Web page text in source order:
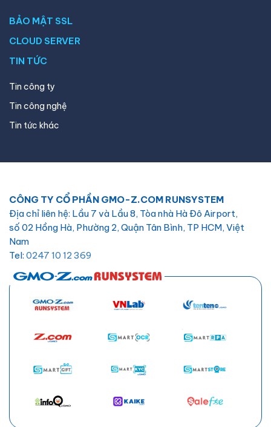
BẢO MẬT SSL
CLOUD SERVER
TIN TỨC
Tin công ty
Tin công nghệ
Tin tức khác
CÔNG TY CỔ PHẦN GMO-Z.COM RUNSYSTEM
Địa chỉ liên hệ: Lầu 7 và Lầu 8, Tòa nhà Hà Đô Airport,
số 02 Hồng Hà, Phường 2, Quận Tân Bình, TP HCM, Việt
Nam
Tel: 0247 10 12 369
hotro@hostify.vn